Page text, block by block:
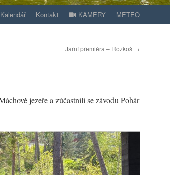
Kalendář Kontakt KAMERY METEO
Jarní premiéra – Rozkoš →
jezeře a zúčastnili se závodu Pohár